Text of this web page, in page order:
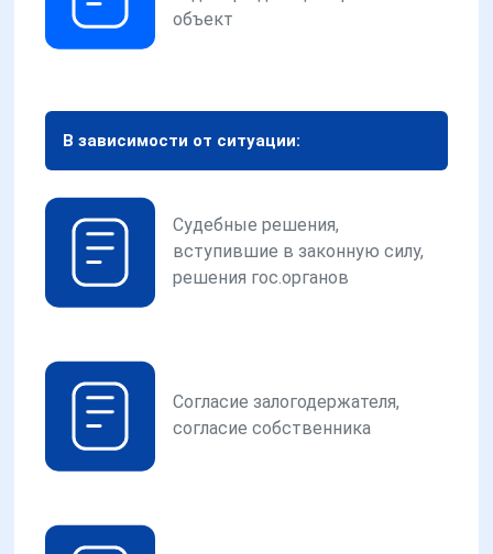
объект
В зависимости от ситуации:
Судебные решения,
вступившие в законную силу,
решения гос.органов
Согласие залогодержателя,
согласие собственника